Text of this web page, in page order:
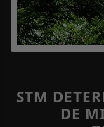
STM
DE